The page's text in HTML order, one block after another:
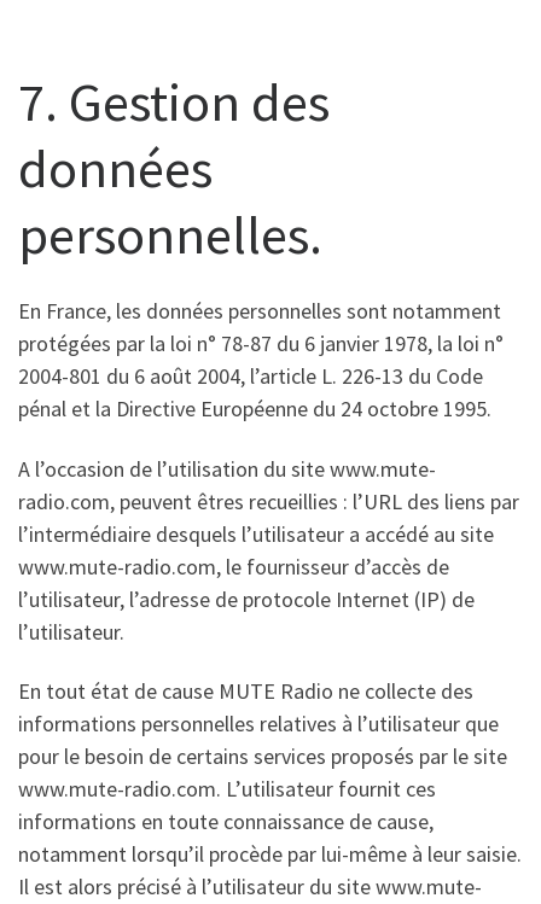
7. Gestion des
données
personnelles.
En France, les données personnelles sont notamment
protégées par la loi n° 78-87 du 6 janvier 1978, la loi n°
2004-801 du 6 août 2004, l’article L. 226-13 du Code
pénal et la Directive Européenne du 24 octobre 1995.
A l’occasion de l’utilisation du site www.mute-
radio.com, peuvent êtres recueillies : l’URL des liens par
l’intermédiaire desquels l’utilisateur a accédé au site
www.mute-radio.com, le fournisseur d’accès de
l’utilisateur, l’adresse de protocole Internet (IP) de
l’utilisateur.
En tout état de cause MUTE Radio ne collecte des
informations personnelles relatives à l’utilisateur que
pour le besoin de certains services proposés par le site
www.mute-radio.com. L’utilisateur fournit ces
informations en toute connaissance de cause,
notamment lorsqu’il procède par lui-même à leur saisie.
Il est alors précisé à l’utilisateur du site www.mute-